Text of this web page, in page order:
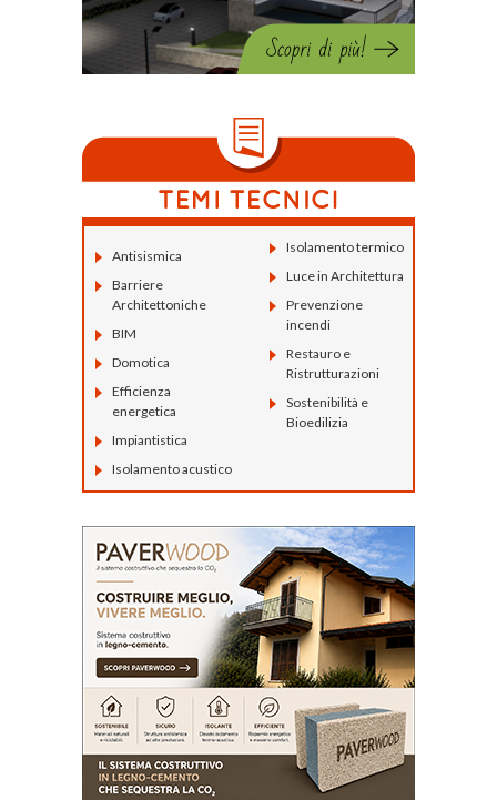
Antisismica
Barriere
Architettoniche
BIM
Domotica
Efficienza
energetica
Impiantistica
Isolamento acustico
Isolamento termico
Luce in Architettura
Prevenzione
incendi
Restauro e
Ristrutturazioni
Sostenibilità e
Bioedilizia